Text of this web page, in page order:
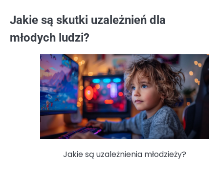
Jakie są skutki uzależnień dla
młodych ludzi?
Jakie są uzależnienia młodzieży?